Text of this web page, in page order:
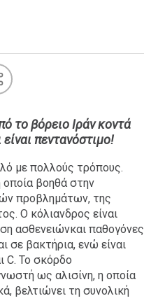
το βόρειο Ιράν κοντά
πεντανόστιμο!
με πολλούς τρόπους.
οποία βοηθά στην
προβλημάτων, της
Ο κόλιανδρος είναι
ασθενειώνκαι παθογόνες
σε βακτήρια, ενώ είναι
C. Το σκόρδο
ως αλισίνη, η οποία
βελτιώνει τη συνολική